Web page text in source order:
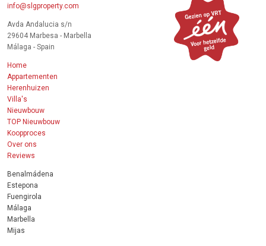
info@slgproperty.com
Avda Andalucia s/n
29604 Marbesa - Marbella
Málaga - Spain
Home
Appartementen
Herenhuizen
Villa's
Nieuwbouw
TOP Nieuwbouw
Koopproces
Over ons
Reviews
Benalmádena
Estepona
Fuengirola
Málaga
Marbella
Mijas